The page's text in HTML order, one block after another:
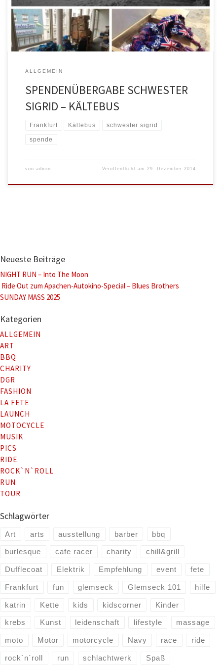
bringen, dass wir an sie gedacht haben.
ALLGEMEIN
SPENDENÜBERGABE SCHWESTER
SIGRID – KÄLTEBUS
Frankfurt Kältebus schwester sigrid
spende
von admin Veröffentlicht am29. Dezember 2014
Neueste Beiträge
NIGHT RUN – Into The Moon
Ride Out zum Apachen-Autokino-Special – Blues Brothers
SUNDAY MASS 2025
Kategorien
ALLGEMEIN
ART
BBQ
CHARITY
DGR
FASHION
LA FETE
LAUNCH
MOTOCYCLE
MUSIK
PICS
RIDE
ROCK`N`ROLL
RUN
TOUR
Schlagwörter
Art arts ausstellung barber bbq
burlesque cafe racer charity chill&grill
Dufflecoat Elektrik Empfehlung event fete
Frankfurt fun glemseck Glemseck 101 hilfe
katrin Kette kids kidscorner Kinder
krebs Kunst leidenschaft lifestyle massage
moto Motor motorcycle Navy race ride
rock`n`roll run schlachtwerk Spaß